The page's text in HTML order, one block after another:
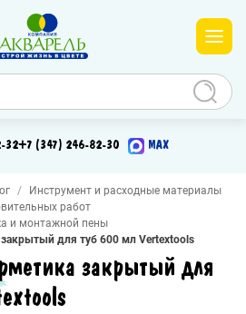
32+7 (347) 246-82-30 MAX
Инструмент и расходные материалы
работ
и монтажной пены
закрытый для туб 600 мл Vertextools
закрытый для